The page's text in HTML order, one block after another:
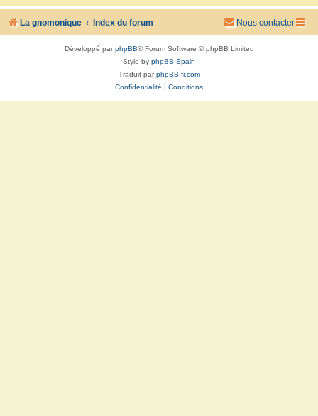
h
La gnomonique Index du forum Nous contacter
Développé parphpBB® Forum Software © phpBB Limited
Style by phpBB Spain
Traduit parphpBB-fr.com
Confidentialité | Conditions